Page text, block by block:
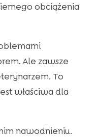
obciążenia
Ale zawsze
To
właściwa dla
nawodnieniu.